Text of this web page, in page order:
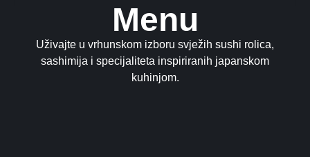
Menu
Uživajte u vrhunskom izboru svježih sushi rolica,
sashimija i specijaliteta inspiriranih japanskom
kuhinjom.